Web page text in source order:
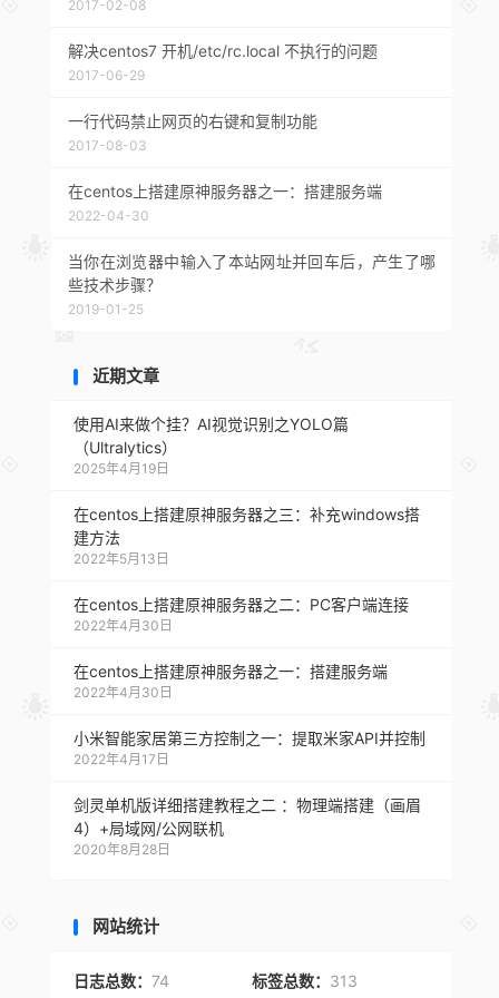
2017-02-08
解决centos7 开机/etc/rc.local 不执行的问题
2017-06-29
一行代码禁止网页的右键和复制功能
2017-08-03
在centos上搭建原神服务器之一：搭建服务端
2022-04-30
当你在浏览器中输入了本站网址并回车后，产生了哪
些技术步骤？
2019-01-25
近期文章
使用AI来做个挂？AI视觉识别之YOLO篇
（Ultralytics）
2025年4月19日
在centos上搭建原神服务器之三：补充windows搭
建方法
2022年5月13日
在centos上搭建原神服务器之二：PC客户端连接
2022年4月30日
在centos上搭建原神服务器之一：搭建服务端
2022年4月30日
小米智能家居第三方控制之一：提取米家API并控制
2022年4月17日
剑灵单机版详细搭建教程之二 ：物理端搭建（画眉
4）+局域网/公网联机
2020年8月28日
网站统计
日志总数： 74 标签总数： 313